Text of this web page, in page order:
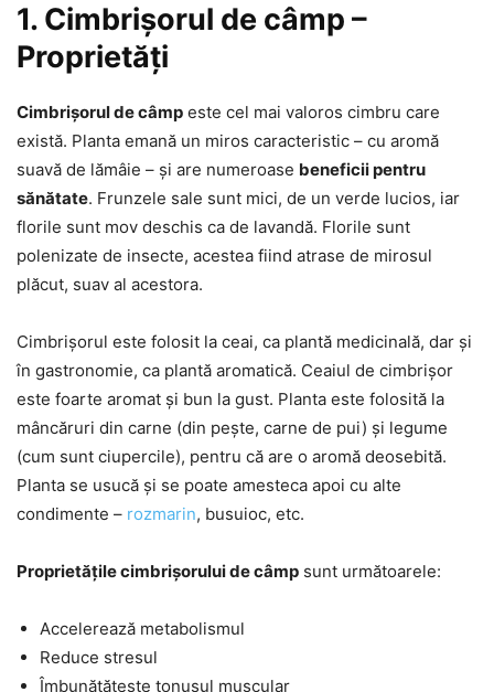
1. Cimbrișorul de câmp –
Proprietăți
Cimbrișorul de câmp este cel mai valoros cimbru care
există. Planta emană un miros caracteristic – cu aromă
suavă de lămâie – și are numeroase beneficii pentru
sănătate. Frunzele sale sunt mici, de un verde lucios, iar
florile sunt mov deschis ca de lavandă. Florile sunt
polenizate de insecte, acestea fiind atrase de mirosul
plăcut, suav al acestora.
Cimbrișorul este folosit la ceai, ca plantă medicinală, dar și
în gastronomie, ca plantă aromatică. Ceaiul de cimbrișor
este foarte aromat și bun la gust. Planta este folosită la
mâncăruri din carne (din pește, carne de pui) și legume
(cum sunt ciupercile), pentru că are o aromă deosebită.
Planta se usucă și se poate amesteca apoi cu alte
condimente – rozmarin, busuioc, etc.
Proprietățile cimbrișorului de câmp sunt următoarele:
Accelerează metabolismul
Reduce stresul
Îmbunătățește tonusul muscular